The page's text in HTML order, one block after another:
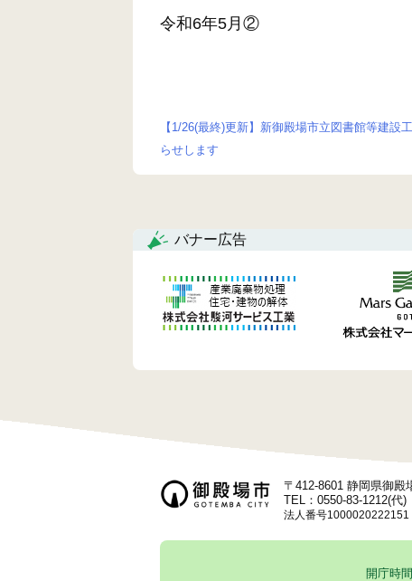
令和6年5月②
投
稿
ビ
ゲ
ー
【1/26(最終)更新】新御殿場市立図書館等建設
らせします
バナー広告
〒412-8601 静岡県御殿
TEL：0550-83-1212(代)
法人番号1000020222151
開庁時